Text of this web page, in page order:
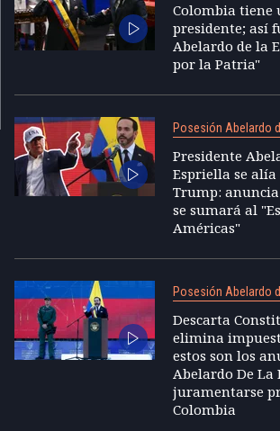
Colombia tiene
presidente; así
Abelardo de la
por la Patria"
Posesión Abelardo
Presidente
Espriella se
Trump:
se sumará al
Américas"
Posesión Abelardo
Descarta
elimina
estos son los
Abelardo De La
juramentarse
Colombia